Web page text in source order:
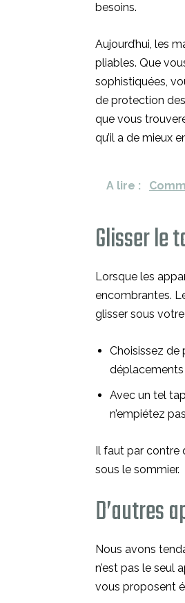
besoins.
Aujourd’hui, les
pliables. Que
sophistiquées,
de protection
que vous
qu’il a de mieux
A lire :
Glisser le
Lorsque les
encombrantes.
glisser sous
Choisissez de
déplacements
Avec un tel
n’empiétez
Il faut par contre
sous le sommier.
D’autres
Nous avons
n’est pas le seul
vous proposent